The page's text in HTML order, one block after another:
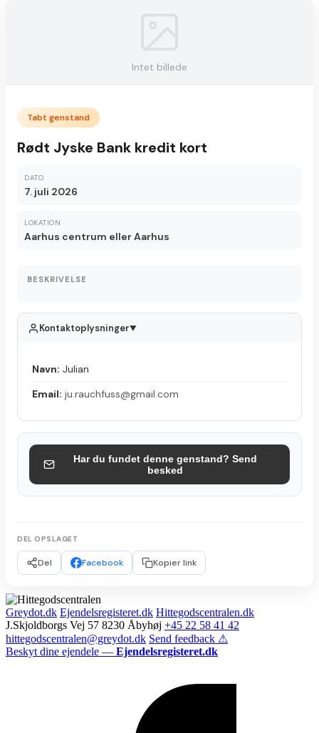
Intet billede
Tabt genstand
Rødt Jyske Bank kredit kort
DATO
7. juli 2026
LOKATION
Aarhus centrum eller Aarhus
BESKRIVELSE
Kontaktoplysninger▲
Navn: Julian
Email: ju.rauchfuss@gmail.com
Har du fundet denne genstand? Send
besked
DEL OPSLAGET
Del Facebook Kopier link
Greydot.dk Ejendelsregisteret.dk Hittegodscentralen.dk
J.Skjoldborgs Vej 57 8230 Åbyhøj +45 22 58 41 42
hittegodscentralen@greydot.dk Send feedback ⚠
Beskyt dine ejendele — Ejendelsregisteret.dk